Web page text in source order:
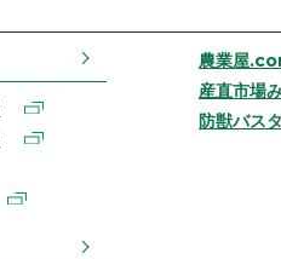
農業屋
産直市場
防獣バス